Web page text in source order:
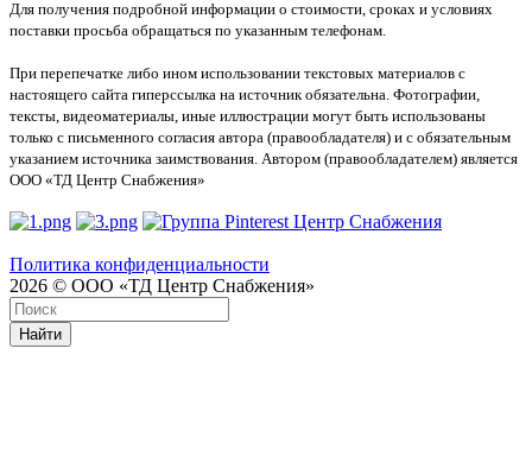
Для получения подробной информации о стоимости, сроках и условиях
поставки просьба обращаться по указанным телефонам.
При перепечатке либо ином использовании текстовых материалов с
настоящего сайта гиперссылка на источник обязательна. Фотографии,
тексты, видеоматериалы, иные иллюстрации могут быть использованы
только с письменного согласия автора (правообладателя) и с обязательным
указанием источника заимствования. Автором (правообладателем) является
ООО «ТД Центр Снабжения»
Политика конфиденциальности
2026 © ООО «ТД Центр Снабжения»
Найти